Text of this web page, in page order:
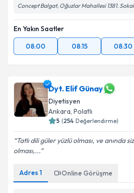
Concept Balgat, Oğuzlar Mahallesi 1381.
En Yakın Saatler
08:00
08:15 08:30
Dyt. Elif Günay
Diyetisyen
Ankara, Polatlı
5 (254 Değerlendirme)
Tatlı dili güler yüzlü olması, ve anında
olması,...
Adres 1 Online Görüşme